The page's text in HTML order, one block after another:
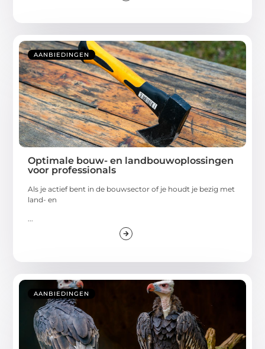
AANBIEDINGEN
Optimale bouw- en landbouwoplossingen
voor professionals
Als je actief bent in de bouwsector of je houdt je bezig met
land- en
AANBIEDINGEN